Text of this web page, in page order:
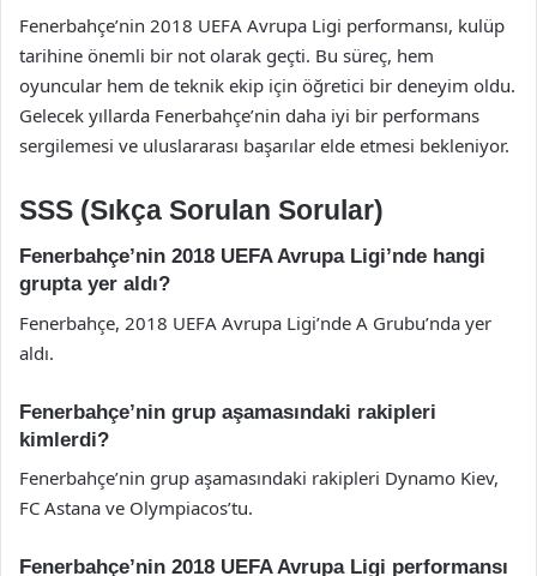
Fenerbahçe’nin 2018 UEFA Avrupa Ligi performansı, kulüp
tarihine önemli bir not olarak geçti. Bu süreç, hem
oyuncular hem de teknik ekip için öğretici bir deneyim oldu.
Gelecek yıllarda Fenerbahçe’nin daha iyi bir performans
sergilemesi ve uluslararası başarılar elde etmesi bekleniyor.
SSS (Sıkça Sorulan Sorular)
Fenerbahçe’nin 2018 UEFA Avrupa Ligi’nde hangi
grupta yer aldı?
Fenerbahçe, 2018 UEFA Avrupa Ligi’nde A Grubu’nda yer
aldı.
Fenerbahçe’nin grup aşamasındaki rakipleri
kimlerdi?
Fenerbahçe’nin grup aşamasındaki rakipleri Dynamo Kiev,
FC Astana ve Olympiacos’tu.
Fenerbahçe’nin 2018 UEFA Avrupa Ligi performansı